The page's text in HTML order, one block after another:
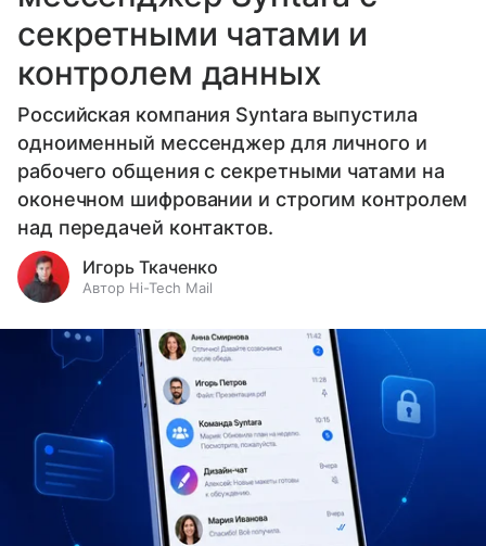
секретными чатами и
контролем данных
Российская компания Syntara выпустила
одноименный мессенджер для личного и
рабочего общения с секретными чатами на
оконечном шифровании и строгим контролем
над передачей контактов.
Игорь Ткаченко
Автор Hi-Tech Mail